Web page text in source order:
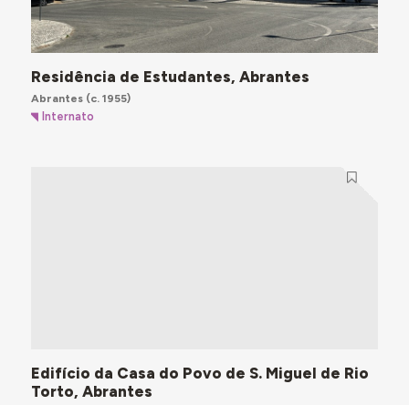
Residência de Estudantes, Abrantes
Abrantes(c. 1955)
Internato
Edifício da Casa do Povo de S. Miguel de Rio
Torto, Abrantes